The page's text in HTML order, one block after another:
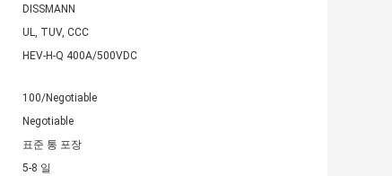
DISSMANN
UL, TUV, CCC
HEV-H-Q 400A/500VDC
100/Negotiable
Negotiable
표준 통 포장
5-8 일